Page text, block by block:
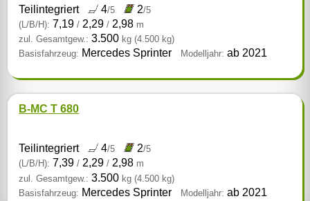
Teilintegriert 4/5 2/5
(L/B/H): 7,19/ 2,29/ 2,98 m
zul. Gesamtgew.: 3.500 kg (4.500 kg)
Basisfahrzeug: Mercedes Sprinter Modelljahr: ab 2021
B-MC T 680
Teilintegriert 4/5 2/5
(L/B/H): 7,39/ 2,29/ 2,98 m
zul. Gesamtgew.: 3.500 kg (4.500 kg)
Basisfahrzeug: Mercedes Sprinter Modelljahr: ab 2021